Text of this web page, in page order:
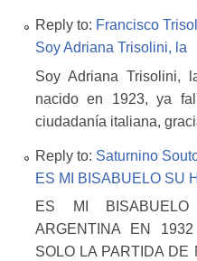
Reply to: Francisco
Soy Adriana Trisolini, la
Soy Adriana Trisolini,
nacido en 1923, ya
ciudadanía italiana,
Reply to: Saturnino
ES MI BISABUELO SU
ES MI
ARGENTINA EN
SOLO LA PARTIDA DE